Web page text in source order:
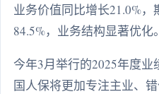
业务价值同比增长21.0%
84.5%，业务结构显著优化。
今年3月举行的2025年度
国人保将更加专注主业、